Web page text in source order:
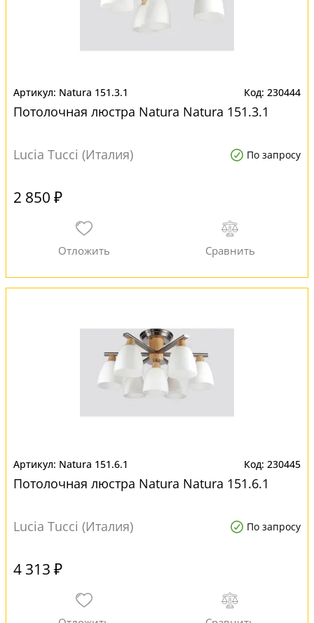
Natura 151.3.1 230444
Потолочная люстра Natura Natura 151.3.1
Lucia Tucci (Италия) По запросу
2 850 ₽
Natura 151.6.1 230445
Потолочная люстра Natura Natura 151.6.1
Lucia Tucci (Италия) По запросу
4 313 ₽